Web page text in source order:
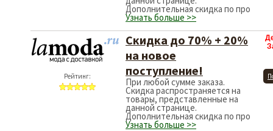
Дополнительная скидка по про
Узнать больше >>
Рейтинг:
Скидка до 70% + 20%
на новое
поступление!
При любой сумме заказа.
Скидка распространяется на
товары, представленные на
данной странице.
Дополнительная скидка по про
Узнать больше >>